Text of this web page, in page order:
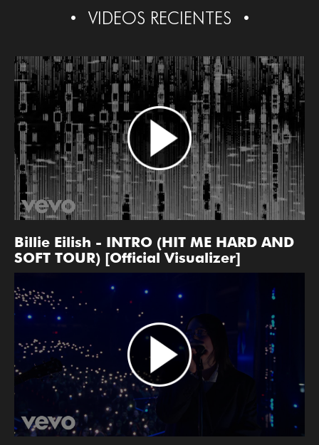
VIDEOS RECIENTES
Billie Eilish - INTRO (HIT ME HARD AND
SOFT TOUR) [Official Visualizer]